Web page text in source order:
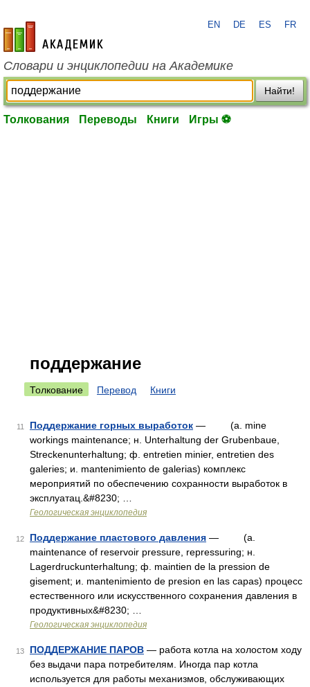
academic.ru
EN DE ES FR
Словари и энциклопедии на Академике
Найти!
Толкования Переводы Книги Игры ⚽
поддержание
Толкование Перевод Книги
11 Поддержание горных выработок — (a. mine
workings maintenance; н. Unterhaltung der Grubenbaue,
Streckenunterhaltung; ф. entretien minier, entretien des
galeries; и. mantenimiento de galerias) комплекс
мероприятий по обеспечению сохранности выработок в
эксплуатац.&#8230; …
Геологическая энциклопедия
12 Поддержание пластового давления — (a.
maintenance of reservoir pressure, repressuring; н.
Lagerdruckunterhaltung; ф. maintien de la pression de
gisement; и. mantenimiento de presion en las capas) процесс
естественного или искусственного сохранения давления в
продуктивных&#8230; …
Геологическая энциклопедия
13 ПОДДЕРЖАНИЕ ПАРОВ — работа котла на холостом ходу
без выдачи пара потребителям. Иногда пар котла
используется для работы механизмов, обслуживающих